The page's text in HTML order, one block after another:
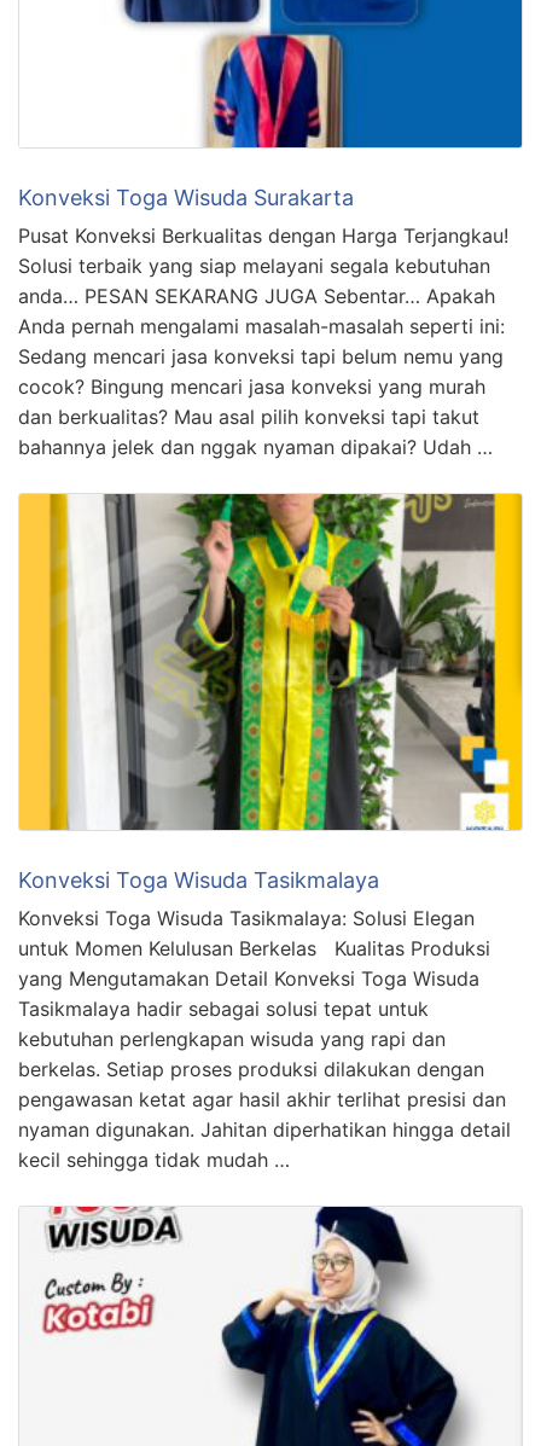
Konveksi Toga Wisuda Surakarta
Pusat Konveksi Berkualitas dengan Harga Terjangkau!
Solusi terbaik yang siap melayani segala kebutuhan
anda… PESAN SEKARANG JUGA Sebentar… Apakah
Anda pernah mengalami masalah-masalah seperti ini:
Sedang mencari jasa konveksi tapi belum nemu yang
cocok? Bingung mencari jasa konveksi yang murah
dan berkualitas? Mau asal pilih konveksi tapi takut
bahannya jelek dan nggak nyaman dipakai? Udah …
Konveksi Toga Wisuda Tasikmalaya
Konveksi Toga Wisuda Tasikmalaya: Solusi Elegan
untuk Momen Kelulusan Berkelas Kualitas Produksi
yang Mengutamakan Detail Konveksi Toga Wisuda
Tasikmalaya hadir sebagai solusi tepat untuk
kebutuhan perlengkapan wisuda yang rapi dan
berkelas. Setiap proses produksi dilakukan dengan
pengawasan ketat agar hasil akhir terlihat presisi dan
nyaman digunakan. Jahitan diperhatikan hingga detail
kecil sehingga tidak mudah …